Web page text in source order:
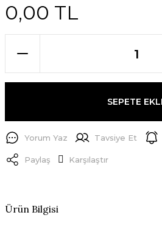
0,00 TL
SEPETE
Yorum Yaz Tavsiye Et
Paylaş Karşılaştır
Ürün Bilgisi